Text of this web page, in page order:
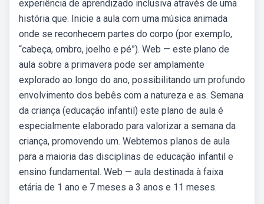
experiência de aprendizado inclusiva através de uma
história que. Inicie a aula com uma música animada
onde se reconhecem partes do corpo (por exemplo,
“cabeça, ombro, joelho e pé”). Web — este plano de
aula sobre a primavera pode ser amplamente
explorado ao longo do ano, possibilitando um profundo
envolvimento dos bebês com a natureza e as. Semana
da criança (educação infantil) este plano de aula é
especialmente elaborado para valorizar a semana da
criança, promovendo um. Webtemos planos de aula
para a maioria das disciplinas de educação infantil e
ensino fundamental. Web — aula destinada à faixa
etária de 1 ano e 7 meses a 3 anos e 11 meses.